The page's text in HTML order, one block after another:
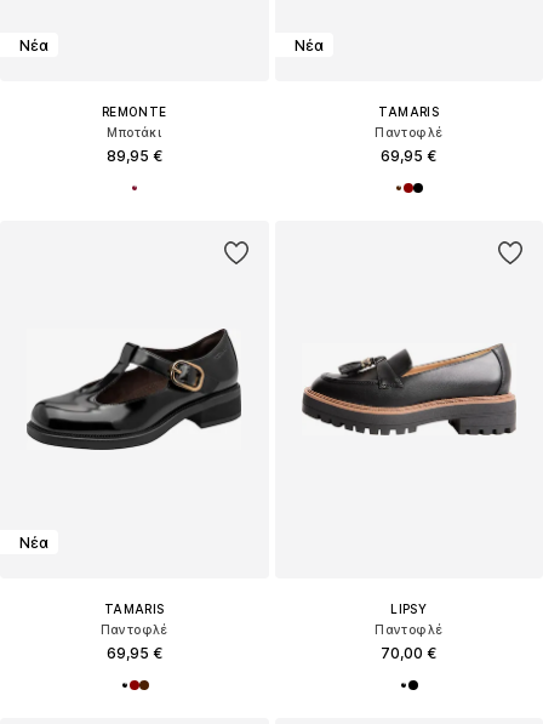
Νέα
REMONTE
Μποτάκι
89,95 €
Νέα
TAMARIS
Παντοφλέ
69,95 €
Νέα
TAMARIS
Παντοφλέ
69,95 €
LIPSY
Παντοφλέ
70,00 €